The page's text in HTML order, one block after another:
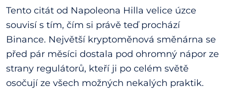
Tento citát od Napoleona Hilla velice úzce
souvisí s tím, čím si právě teď prochází
Binance. Největší kryptoměnová směnárna se
před pár měsíci dostala pod ohromný nápor ze
strany regulátorů, kteří ji po celém světě
osočují ze všech možných nekalých praktik.